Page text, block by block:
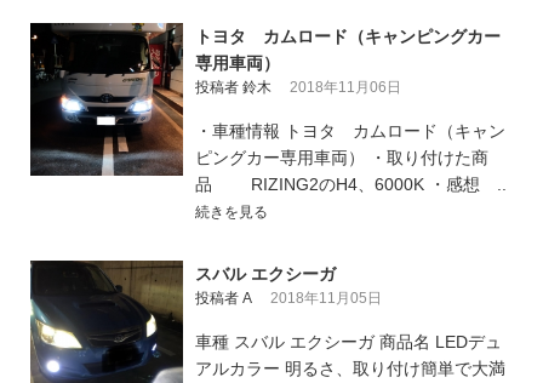
トヨタ カムロード（キャンピングカー
専用車両）
投稿者 鈴木 2018年11月06日
・車種情報 トヨタ カムロード（キャン
ピングカー専用車両） ・取り付けた商
品 RIZING2のH4、6000K ・感想 ..
続きを見る
スバル エクシーガ
投稿者 A 2018年11月05日
車種 スバル エクシーガ 商品名 LEDデュ
アルカラー 明るさ、取り付け簡単で大満